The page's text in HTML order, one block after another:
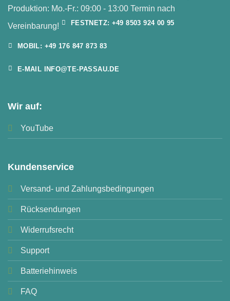
Produktion: Mo.-Fr.: 09:00 - 13:00 Termin nach
Vereinbarung!
FESTNETZ: +49 8503 924 00 95
MOBIL: +49 176 847 873 83
E-MAIL INFO@TE-PASSAU.DE
Wir auf:
YouTube
Kundenservice
Versand- und Zahlungsbedingungen
Rücksendungen
Widerrufsrecht
Support
Batteriehinweis
FAQ